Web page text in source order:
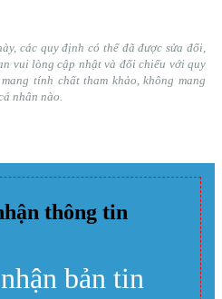
các quy định có thể đã được sửa đổi,
vui lòng cập nhật và đối chiếu với quy
tính chất tham khảo, không mang
nhân nào.
thông tin
bản tin